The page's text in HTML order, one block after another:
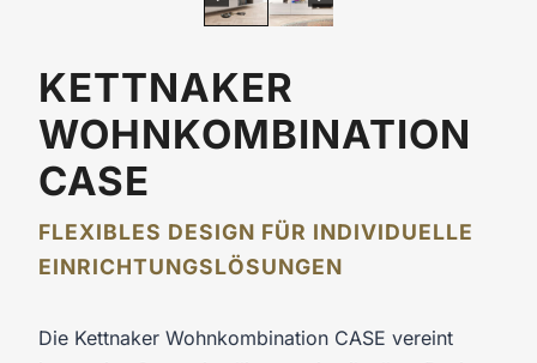
KETTNAKER
WOHNKOMBINATION
CASE
FLEXIBLES DESIGN FÜR INDIVIDUELLE
EINRICHTUNGSLÖSUNGEN
Die Kettnaker Wohnkombination CASE vereint